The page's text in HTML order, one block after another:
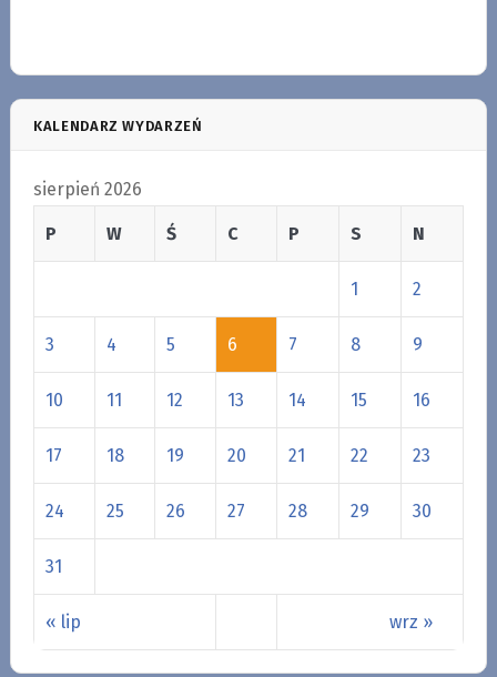
KALENDARZ WYDARZEŃ
sierpień 2026
P W Ś C P S N
« lip wrz »
1 2
3 4 5 6 7 8 9
10 11 12 13 14 15 16
17 18 19 20 21 22 23
24 25 26 27 28 29 30
31